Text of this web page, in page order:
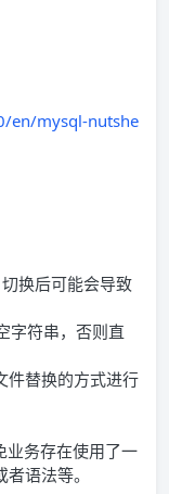
en/mysql-nutshe
换后可能会导致
字符串，否则直
件替换的方式进行
业务存在使用了一
语法等。